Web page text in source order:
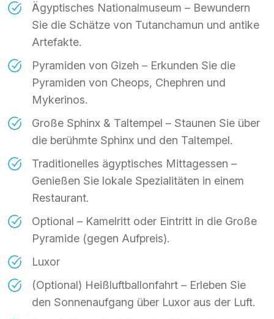
Ägyptisches Nationalmuseum – Bewundern
Sie die Schätze von Tutanchamun und antike
Artefakte.
Pyramiden von Gizeh – Erkunden Sie die
Pyramiden von Cheops, Chephren und
Mykerinos.
Große Sphinx & Taltempel – Staunen Sie über
die berühmte Sphinx und den Taltempel.
Traditionelles ägyptisches Mittagessen –
Genießen Sie lokale Spezialitäten in einem
Restaurant.
Optional – Kamelritt oder Eintritt in die Große
Pyramide (gegen Aufpreis).
Luxor
(Optional) Heißluftballonfahrt – Erleben Sie
den Sonnenaufgang über Luxor aus der Luft.